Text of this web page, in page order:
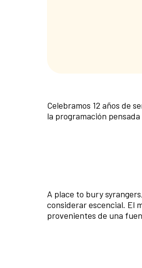
Celebramos 12 años de
la programación
A place to bury
considerar escencial. El
provenientes de una